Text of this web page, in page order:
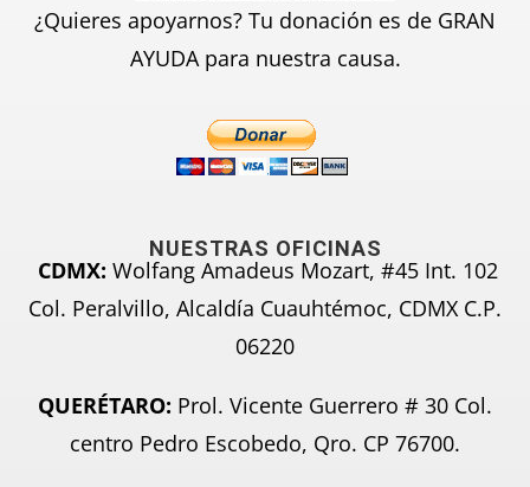
¿Quieres apoyarnos? Tu donación es de GRAN
AYUDA para nuestra causa.
NUESTRAS OFICINAS
CDMX: Wolfang Amadeus Mozart, #45 Int. 102
Col. Peralvillo, Alcaldía Cuauhtémoc, CDMX C.P.
06220
QUERÉTARO: Prol. Vicente Guerrero # 30 Col.
centro Pedro Escobedo, Qro. CP 76700.